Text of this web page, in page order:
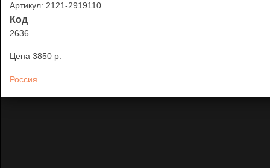
Артикул: 2121-2919110
Код
2636
Цена 3850 p.
Россия